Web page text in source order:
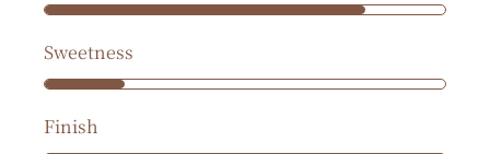
Sweetness
Finish